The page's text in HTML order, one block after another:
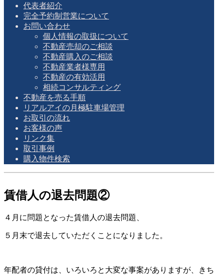
代表者紹介
完全予約制営業について
お問い合わせ
個人情報の取扱について
不動産売却のご相談
不動産購入のご相談
不動産業者様専用
不動産の有効活用
相続コンサルティング
不動産を売る手順
リアルアイの月極駐車場管理
お取引の流れ
お客様の声
リンク集
取引事例
購入物件検索
賃借人の退去問題②
４月に問題となった賃借人の退去問題、
５月末で退去していただくことになりました。
年配者の貸付は、いろいろと大変な事案がありますが、きち